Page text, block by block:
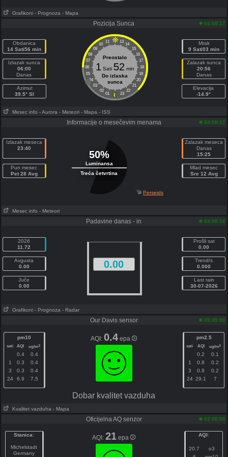
Grafikoni - Prognoza - Mapa
Pozicija Sunca 04:08:17
Obdanica
14 Sati56 min
Izlazak sunca
06:00
Danas
Azimut
39.5° SI
11 13
10
14
09
15
08
16
07
17
06
18
05
19
04
20
03
21
02
22
01 23
Preostalo
1 Sati 52 min
Do izlaska
sunca
Mrak
9 Sati03 min
Zalazak sunca
20:56
Danas
Elevacija
-14.9°
Mesec info - Aurora - Meteori - Mapa - ISS
Informacije o mesečevim menama 04:08:17
Izlazak meseca
23:40
Pun mesec
Pet 28 Avg
50%
Luminansa
Treća četvrtina
Zalazak meseca
Danas
15:25
Mlad mesec
Sre 12 Avg
Perseids
Mesec info - Meteori
Padavine danas - in 04:08:16
2026
11.72
Avgusta
0.00
Juče
0.00
0.00
Prošli sat
0.00
Trend/s
0.000
Last rain
30-07-2026
Grafikoni - Prognoza - Radar
Our Davis sensor 03:45:00
pm10
sati AQI ug/m3
0.4
0.4
1
0.3
0.4
3
0.3
0.4
24
6.9 7.5
AQI:0.4 epa pm2.5
sati AQI ug/m3
0.2
0.1
1
0.8
0.2
3
0.9
0.2
24 29.1 7
Dobar kvalitet vazduha
Kvalitet vazduha - Mapa
Oficijelna AQ senzor 02:00:00
Stanica:
Michelstadt
Germany
AQI:21 epa AQI:
20.7
o3